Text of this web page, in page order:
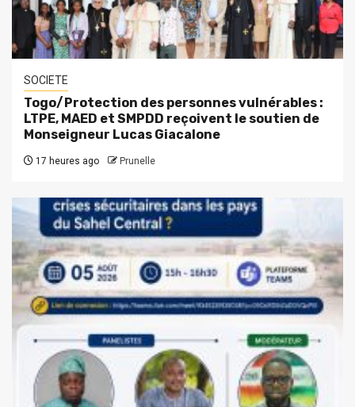
SOCIETE
Togo/Protection des personnes vulnérables :
LTPE, MAED et SMPDD reçoivent le soutien de
Monseigneur Lucas Giacalone
17 heures ago Prunelle